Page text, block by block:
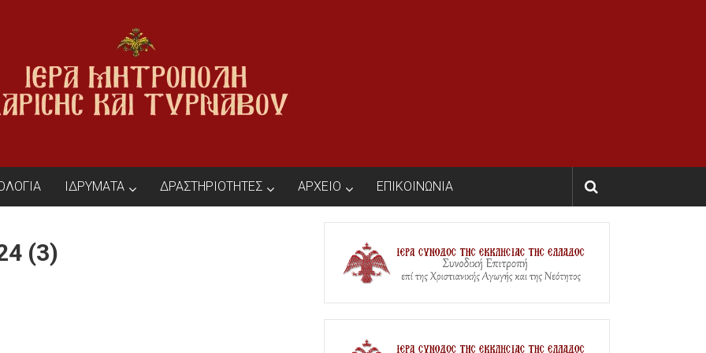
ΙΔΡΥΜΑΤΑ ΔΡΑΣΤΗΡΙΟΤΗΤΕΣ ΑΡΧΕΙΟ ΕΠΙΚΟΙΝΩΝΙΑ
(3)